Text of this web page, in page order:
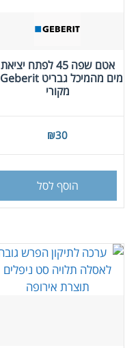
אטם שפה 45 לפתח יציאת
מקורי
₪30
הוסף לסל